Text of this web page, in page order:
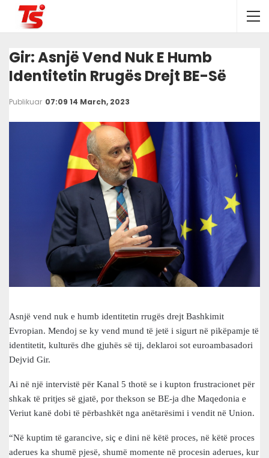
Gir: Asnjë Vend Nuk E Humb
Identitetin Rrugës Drejt BE-Së
Publikuar 07:09 14 March, 2023
Asnjë vend nuk e humb identitetin rrugës drejt Bashkimit
Evropian. Mendoj se ky vend mund të jetë i sigurt në pikëpamje të
identitetit, kulturës dhe gjuhës së tij, deklaroi sot euroambasadori
Dejvid Gir.
Ai në një intervistë për Kanal 5 thotë se i kupton frustracionet për
shkak të pritjes së gjatë, por thekson se BE-ja dhe Maqedonia e
Veriut kanë dobi të përbashkët nga anëtarësimi i vendit në Union.
“Në kuptim të garancive, siç e dini në këtë proces, në këtë proces
aderues ka shumë pjesë, shumë momente në procesin aderues, kur